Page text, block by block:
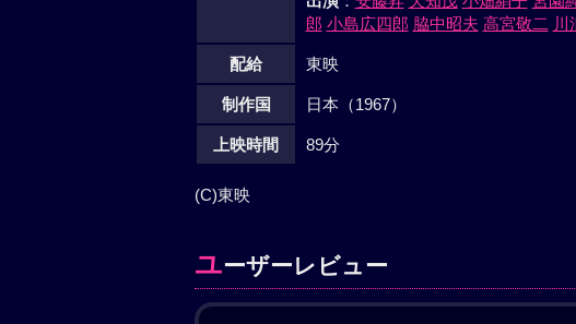
郎 小島広四郎 脇中昭夫 高宮敬二 川
配給 東映
制作国 日本（1967）
上映時間 89分
(C)東映
ユーザーレビュー